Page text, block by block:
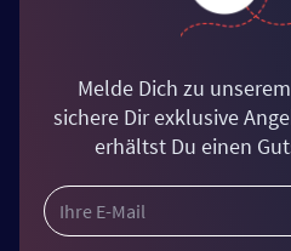
Melde Dich zu
sichere Dir exklusive
erhältst Du einen